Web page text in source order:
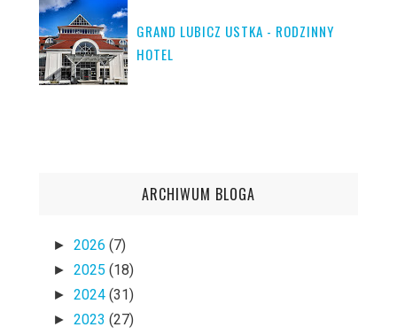
GRAND LUBICZ USTKA - RODZINNY
HOTEL
ARCHIWUM BLOGA
► 2026 (7)
► 2025 (18)
► 2024 (31)
► 2023 (27)